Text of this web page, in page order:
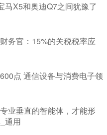
马X5和奥迪Q7之间犹豫了
务官：15%的关税税率应
点 通信设备与消费电子领
业垂直的智能体，才能形
通用